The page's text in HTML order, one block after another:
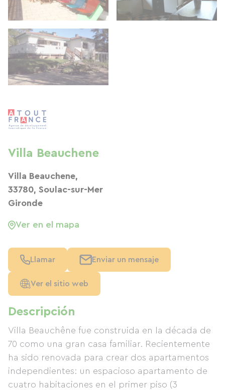
Descripción
Villa Beauchêne fue construida en la década de
70 como una gran casa familiar. Recientemente
ha sido renovada para crear dos apartamentos
independientes: un espacioso apartamento de
cuatro habitaciones en el primer piso (3
Villa Beauchene
Villa Beauchene,
33780, Soulac-sur-Mer
Gironde
Ver en el mapa
Llamar Enviar un mensaje
Ver el sitio web